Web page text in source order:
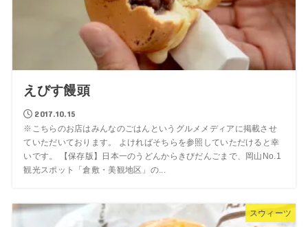
えびす饅頭
2017.10.15
※こちらのお店はみんなのごはんというグルメメディアに掲載させ
ていただいております。 よければそちらを参照していただけると幸
いです。 【保存版】日本一のうどんからきびだんごまで、岡山No.1
観光スポット「倉敷・美観地区」の...
スウィーツ